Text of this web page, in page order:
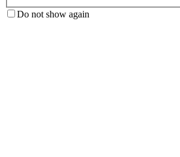
Do not show again